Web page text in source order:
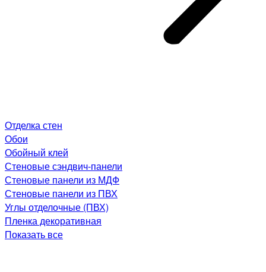
Отделка стен
Обои
Обойный клей
Стеновые сэндвич-панели
Стеновые панели из МДФ
Стеновые панели из ПВХ
Углы отделочные (ПВХ)
Пленка декоративная
Показать все